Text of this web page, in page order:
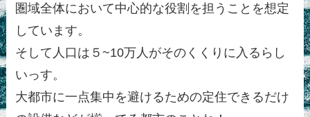
圏域全体において中心的な役割を担うことを想定
しています。
そして人口は５~10万人がそのくくりに入るらし
いっす。
大都市に一点集中を避けるための定住できるだけ